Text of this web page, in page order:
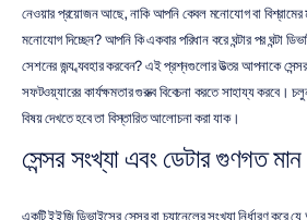
নেওয়ার প্রয়োজন আছে, নাকি আপনি কেবল মনোযোগ বা বিশ্রামের
মনোযোগ দিচ্ছেন? আপনি কি একবার পরিধান করে ঘন্টার পর ঘন্টা
সেশনের জন্য ব্যবহার করবেন? এই প্রশ্নগুলোর উত্তর আপনাকে
সফটওয়্যারের কার্যক্ষমতার গুরুত্ব বিবেচনা করতে সাহায্য করবে।
বিষয় দেখতে হবে তা বিস্তারিত আলোচনা করা যাক।
সেন্সর সংখ্যা এবং ডেটার গুণগত মান
একটি ইইজি ডিভাইসের সেন্সর বা চ্যানেলের সংখ্যা নির্ধারণ করে